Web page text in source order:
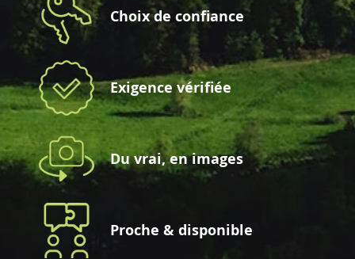
Choix de confiance
Exigence vérifiée
Du vrai, en images
Proche & disponible